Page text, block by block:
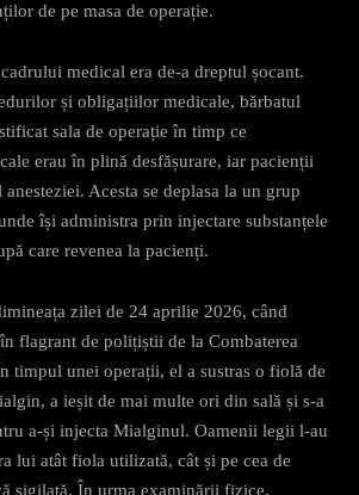
de pe masa de operație.​
medical era de-a dreptul șocant.
și obligațiilor medicale, bărbatul
sala de operație în timp ce
erau în plină desfășurare, iar pacienții
Acesta se deplasa la un grup
își administra prin injectare substanțele
care revenea la pacienți.​
zilei de 24 aprilie 2026, când
flagrant de polițiștii de la Combaterea
timpul unei operații, el a sustras o fiolă de
a ieșit de mai multe ori din sală și s-a
a-și injecta Mialginul. Oamenii legii l-au
lui atât fiola utilizată, cât și pe cea de
sigilată. În urma examinării fizice,